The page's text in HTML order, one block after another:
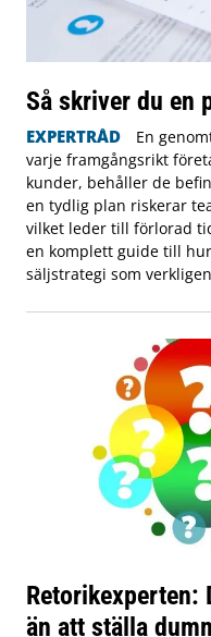
Så skriver du en
EXPERTRÅD
En
varje framgångsrikt
kunder, behåller de
en tydlig plan riskerar
vilket leder till förlorad
en komplett guide till
säljstrategi som
Retorikexperten:
än att ställa